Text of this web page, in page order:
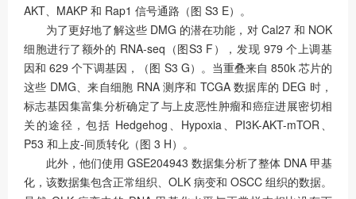
AKT、MAKP 和 Rap1 信号通路（图 S3 E）。
为了更好地了解这些 DMG 的潜在功能，对 Cal27 和 NOK
细胞进行了额外的 RNA-seq（图S3 F），发现 979 个上调基
因和 629 个下调基因，（图 S3 G）。当重叠来自 850k 芯片的
这些 DMG、来自细胞 RNA 测序和 TCGA 数据库的 DEG 时，
标志基因集富集分析确定了与上皮恶性肿瘤和癌症进展密切相
关的途径，包括 Hedgehog、Hypoxia、PI3K-AKT-mTOR、
P53 和上皮-间质转化（图 3 H）。
此外，他们使用 GSE204943 数据集分析了整体 DNA 甲基
化，该数据集包含正常组织、OLK 病变和 OSCC 组织的数据。